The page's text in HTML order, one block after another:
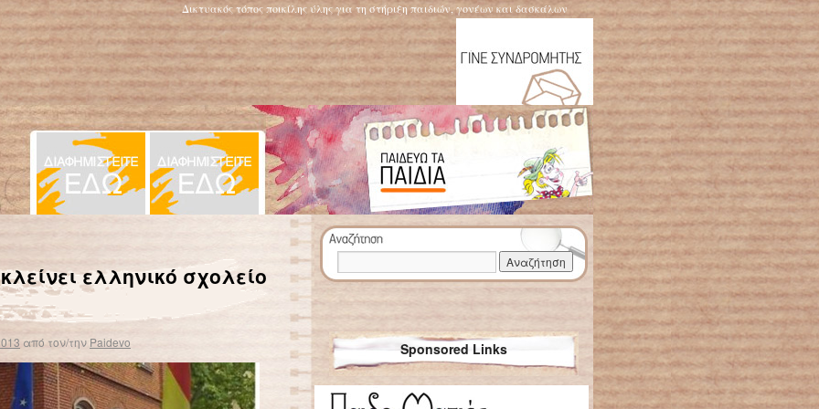
Δικτυακός τόπος ποικίλης ύλης για τη στήριξη παιδιών, γονέων και δασκάλων
ελληνικό σχολείο
από τον/την Paidevo Sponsored Links